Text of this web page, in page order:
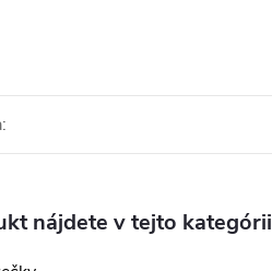
:
nájdete v tejto kategórii